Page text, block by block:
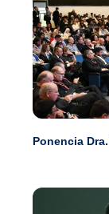
Ponencia